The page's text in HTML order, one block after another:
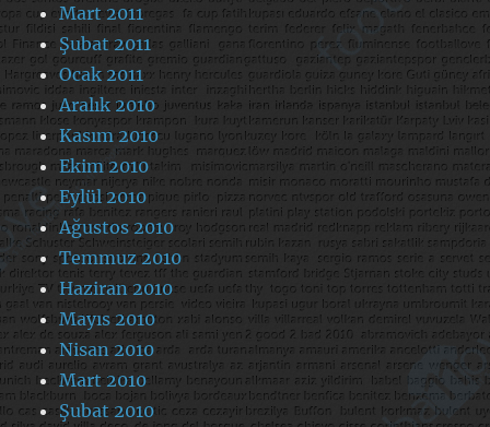
Mart 2011
Şubat 2011
Ocak 2011
Aralık 2010
Kasım 2010
Ekim 2010
Eylül 2010
Ağustos 2010
Temmuz 2010
Haziran 2010
Mayıs 2010
Nisan 2010
Mart 2010
Şubat 2010